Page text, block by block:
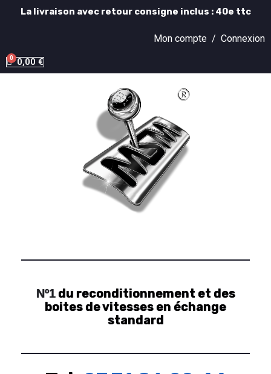
La livraison avec retour consigne inclus : 40e ttc
Mon compte / Connexion
0,00 €
Nº1du reconditionnement et des
boites de vitesses en échange
standard